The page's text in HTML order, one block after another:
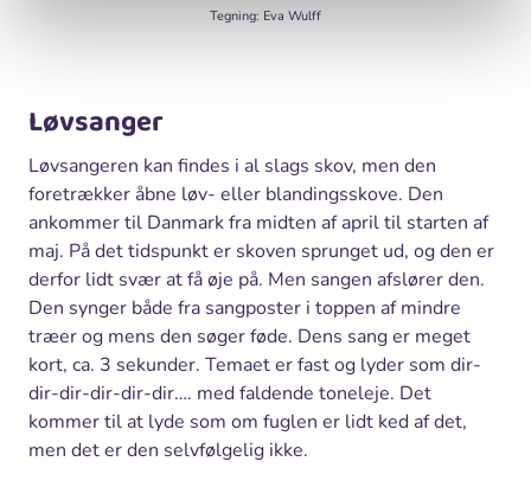
Tegning: Eva Wulff
Løvsanger
Løvsangeren kan findes i al slags skov, men den
foretrækker åbne løv- eller blandingsskove. Den
ankommer til Danmark fra midten af april til starten af
maj. På det tidspunkt er skoven sprunget ud, og den er
derfor lidt svær at få øje på. Men sangen afslører den.
Den synger både fra sangposter i toppen af mindre
træer og mens den søger føde. Dens sang er meget
kort, ca. 3 sekunder. Temaet er fast og lyder som dir-
dir-dir-dir-dir-dir…. med faldende toneleje. Det
kommer til at lyde som om fuglen er lidt ked af det,
men det er den selvfølgelig ikke.